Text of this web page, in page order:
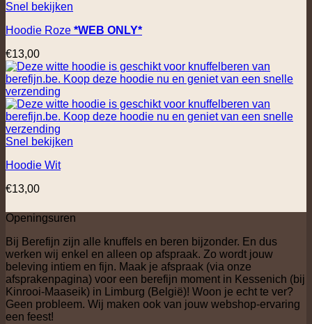
Snel bekijken
Hoodie Roze *WEB ONLY*
€13,00
Snel bekijken
Hoodie Wit
€13,00
Openingsuren
Bij Berefijn zijn alle knuffels en beren bijzonder. En dus
werken wij enkel en alleen op afspraak. Zo wordt jouw
beleving intiem en fijn. Maak je afspraak (via onze
afsprakenpagina) voor een berefijn moment in Kessenich (bij
Kinrooi-Maaseik) in Limburg (België)! Woon je echt te ver?
Geen probleem. Wij maken ook van jouw webshop-ervaring
een feest!